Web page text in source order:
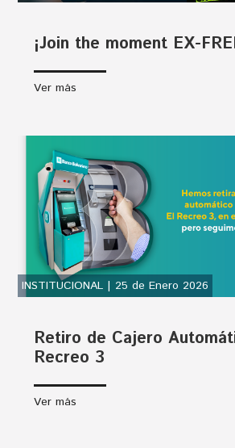
¡Join the moment EX-
Ver más
INSTITUCIONAL | 25 de Enero 2026
Retiro de Cajero
Recreo 3
Ver más